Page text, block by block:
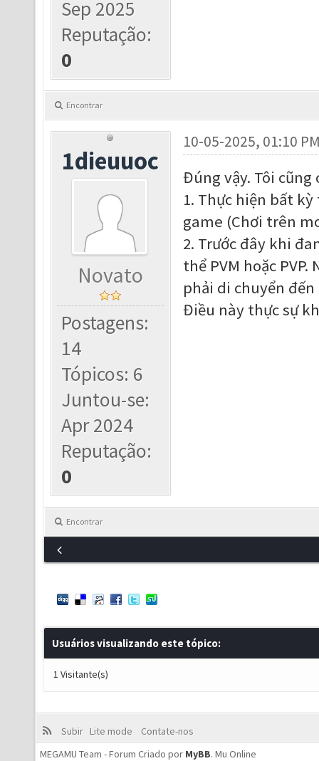
Sep 2025
Reputação:
0
Encontrar
1dieuuoc
Novato
Postagens:
14
Tópicos: 6
Juntou-se:
Apr 2024
Reputação:
0
10-05-2025, 01:10
Đúng vậy. Tôi
1. Thực hiện bất
game (Chơi trên
2. Trước đây khi
thể PVM hoặc
phải di chuyển đến
Điều này thực sự
Encontrar
Usuários visualizando este tópico:
1 Visitante(s)
Subir Lite mode
Contate-nos
MEGAMU Team - Forum Criado por MyBB. Mu Online